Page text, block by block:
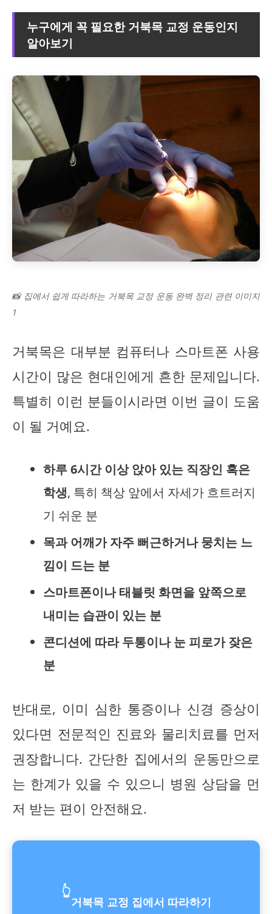
누구에게 꼭 필요한 거북목 교정 운동인지
알아보기
📸 집에서 쉽게 따라하는 거북목 교정 운동 완벽 정리 관련 이미지
1
거북목은 대부분 컴퓨터나 스마트폰 사용
시간이 많은 현대인에게 흔한 문제입니다.
특별히 이런 분들이시라면 이번 글이 도움
이 될 거예요.
하루 6시간 이상 앉아 있는 직장인 혹은
학생, 특히 책상 앞에서 자세가 흐트러지
기 쉬운 분
목과 어깨가 자주 뻐근하거나 뭉치는 느
낌이 드는 분
스마트폰이나 태블릿 화면을 앞쪽으로
내미는 습관이 있는 분
콘디션에 따라 두통이나 눈 피로가 잦은
분
반대로, 이미 심한 통증이나 신경 증상이
있다면 전문적인 진료와 물리치료를 먼저
권장합니다. 간단한 집에서의 운동만으로
는 한계가 있을 수 있으니 병원 상담을 먼
저 받는 편이 안전해요.
👆
거북목 교정 집에서 따라하기